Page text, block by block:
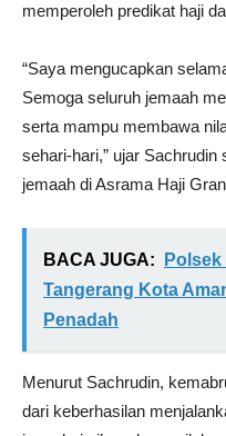
memperoleh predikat haji
“Saya mengucapkan
Semoga seluruh jemaah
serta mampu membawa
sehari-hari,” ujar
jemaah di Asrama Haji
BACA JUGA:
Tangerang Kota
Penadah
Menurut Sachrudin,
dari keberhasilan